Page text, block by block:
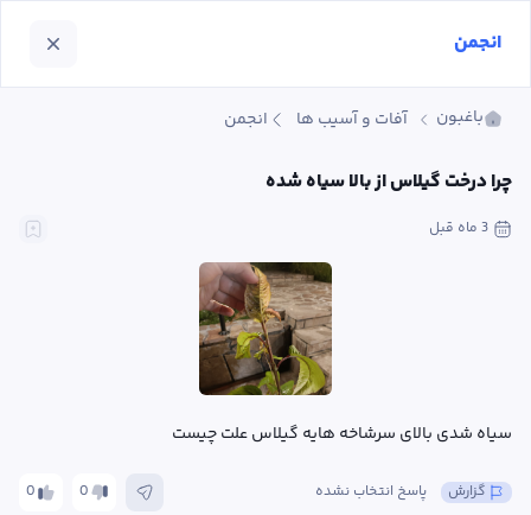
باغبون آفات و آسیب ها انجمن
چرا درخت گیلاس از بالا سیاه شده
3 ماه قبل
سیاه شدی بالای سرشاخه هایه گیلاس علت چیست
0 0 پاسخ انتخاب نشده گزارش
انجمن